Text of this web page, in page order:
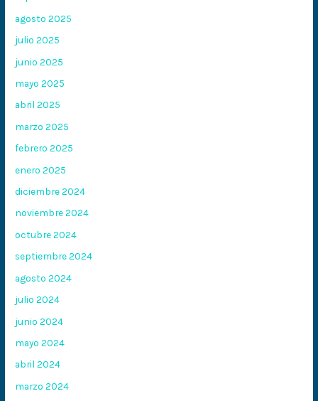
agosto 2025
julio 2025
junio 2025
mayo 2025
abril 2025
marzo 2025
febrero 2025
enero 2025
diciembre 2024
noviembre 2024
octubre 2024
septiembre 2024
agosto 2024
julio 2024
junio 2024
mayo 2024
abril 2024
marzo 2024